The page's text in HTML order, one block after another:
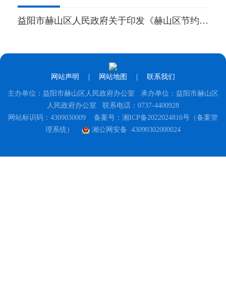
益阳市赫山区人民政府关于印发《赫山区节约用水奖励办法》的通知
网站声明 网站地图 联系我们
主办单位：益阳市赫山区人民政府办公室 承办单位：益阳市赫山区
人民政府办公室 联系电话：0737-4400928
网站标识码：4309030009 备案号：湘ICP备2022024816号（备案管
理系统）
湘公网安备 43090302000024